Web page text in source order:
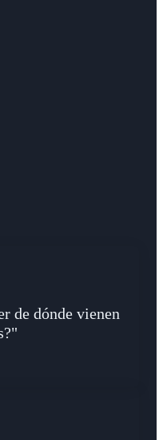
de dónde vienen